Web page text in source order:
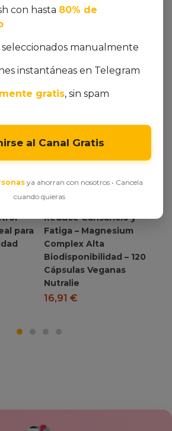
Niños
para
Ver oferta en Amazon
Citrato de Magnesio
Reduce Cansancio y
Fatiga – Magnesium
Complex Alta
Biodisponibilidad – 120
Cápsulas Veganas
Nutralie
16,91 €
con hasta 80% de
manualmente
instantáneas en Telegram
gratis, sin spam
al Canal Gratis
ya ahorran con nosotros • Cancela
cuando quieras